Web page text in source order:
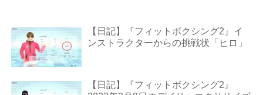
【日記】『フィットボクシング2』イ
ンストラクターからの挑戦状「ヒロ」
【日記】『フィットボクシング2』